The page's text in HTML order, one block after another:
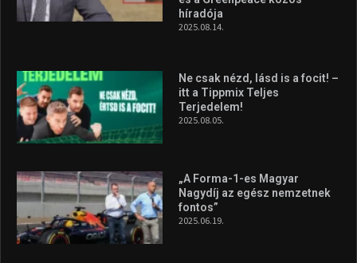
híradója
2025.08.14.
Ne csak nézd, lásd is a focit! –
itt a Tippmix Teljes
Terjedelem!
2025.08.05.
„A Forma-1-es Magyar
Nagydíj az egész nemzetnek
fontos”
2025.06.19.